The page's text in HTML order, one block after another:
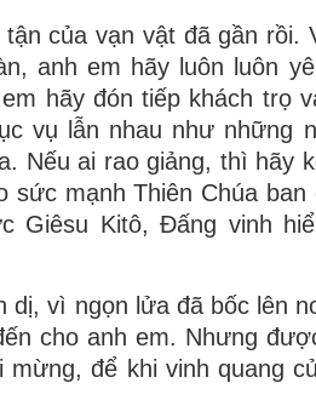
của vạn vật đã gần rồi.
anh em hãy luôn luôn
hãy đón tiếp khách trọ
vụ lẫn nhau như những
Nếu ai rao giảng, thì hãy
sức mạnh Thiên Chúa
Giêsu Kitô, Ðấng vinh
dị, vì ngọn lửa đã bốc lên
cho anh em. Nhưng
để khi vinh quang